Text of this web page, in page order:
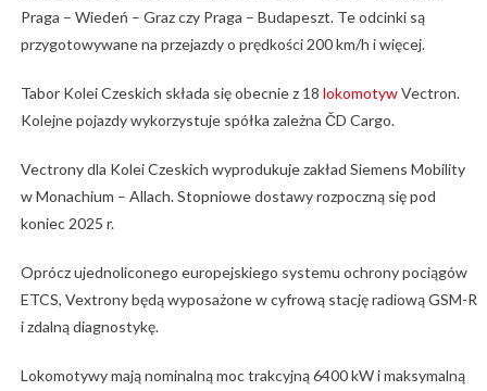
Praga – Wiedeń – Graz czy Praga – Budapeszt. Te odcinki są
przygotowywane na przejazdy o prędkości 200 km/h i więcej.
Tabor Kolei Czeskich składa się obecnie z 18 lokomotywVectron.
Kolejne pojazdy wykorzystuje spółka zależna ČD Cargo.
Vectrony dla Kolei Czeskich wyprodukuje zakład Siemens Mobility
w Monachium – Allach. Stopniowe dostawy rozpoczną się pod
koniec 2025 r.
Oprócz ujednoliconego europejskiego systemu ochrony pociągów
ETCS, Vextrony będą wyposażone w cyfrową stację radiową GSM-R
i zdalną diagnostykę.
Lokomotywy mają nominalną moc trakcyjną 6400 kW i maksymalną